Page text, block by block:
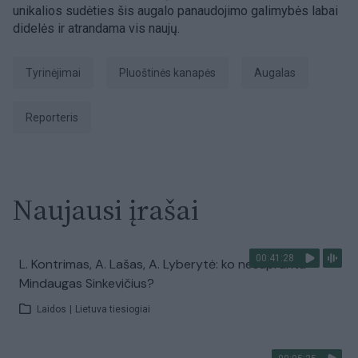
unikalios sudėties šis augalo panaudojimo galimybės labai
didelės ir atrandama vis naujų.
tyrinėjimai pluoštinės kanapės augalas
Reporteris
Naujausi įrašai
00:41:28
L. Kontrimas, A. Lašas, A. Lyberytė: ko nesupranta
Mindaugas Sinkevičius?
Laidos Lietuva tiesiogiai